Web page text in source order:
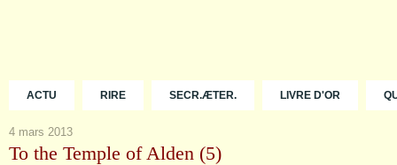
ACTU RIRE SECR.ÆTER. LIVRE D'OR
4 mars 2013
To the Temple of Alden (5)